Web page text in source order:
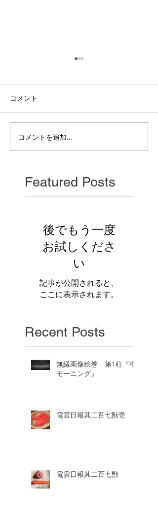
コメント
コメントを追加…
Featured Posts
後でもう一度
お試しくださ
い
記事が公開されると、
ここに表示されます。
Recent Posts
無縁画像絵巻 第1柱『牛
モーニング』
電雲日報其二百七獣壱
電雲日報其二百七獣